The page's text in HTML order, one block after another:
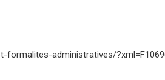
administratives/